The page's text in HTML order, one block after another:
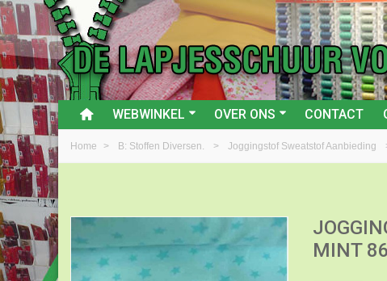
WEBWINKEL OVER ONS CONTACT
Home > B: Stoffen Diversen. > Joggingstof Sweatstof Aanbieding
MINT